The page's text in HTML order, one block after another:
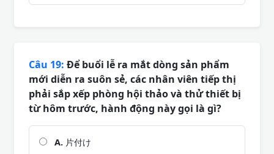
Câu 19: Để buổi lễ ra mắt dòng sản phẩm
mới diễn ra suôn sẻ, các nhân viên tiếp thị
phải sắp xếp phòng hội thảo và thử thiết bị
từ hôm trước, hành động này gọi là gì?
A. 片付け